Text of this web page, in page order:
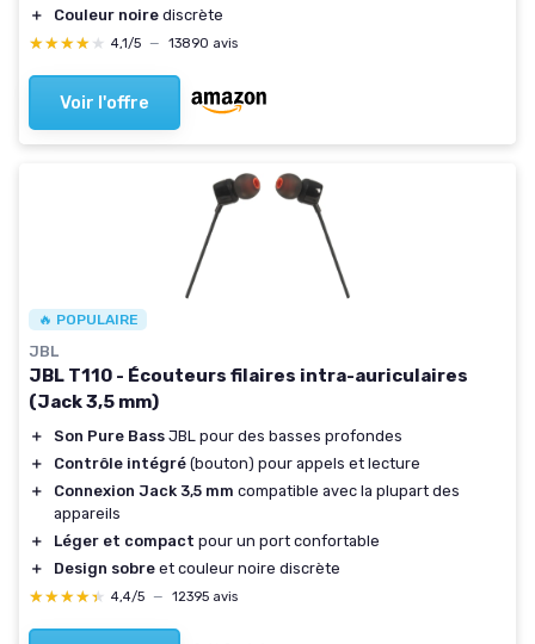
＋
Couleur noire discrète
★★★★★
★★★★★ 4,1/5 — 13890 avis
Voir l'offre
🔥 POPULAIRE
JBL
JBL T110 - Écouteurs filaires intra-auriculaires
(Jack 3,5 mm)
＋ Son Pure Bass JBL pour des basses profondes
＋
Contrôle intégré (bouton) pour appels et lecture
＋
Connexion Jack 3,5 mm compatible avec la plupart des
appareils
＋
Léger et compact pour un port confortable
＋
Design sobre et couleur noire discrète
★★★★★
★★★★★ 4,4/5 — 12395 avis